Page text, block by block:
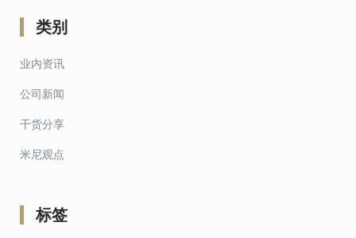
类别
业内资讯
公司新闻
干货分享
米尼观点
标签